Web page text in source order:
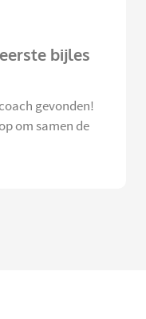
bijles
gevonden!
om samen de